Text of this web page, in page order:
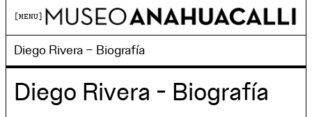
MENU
Diego Rivera – Biografía
Diego Rivera - Biografía